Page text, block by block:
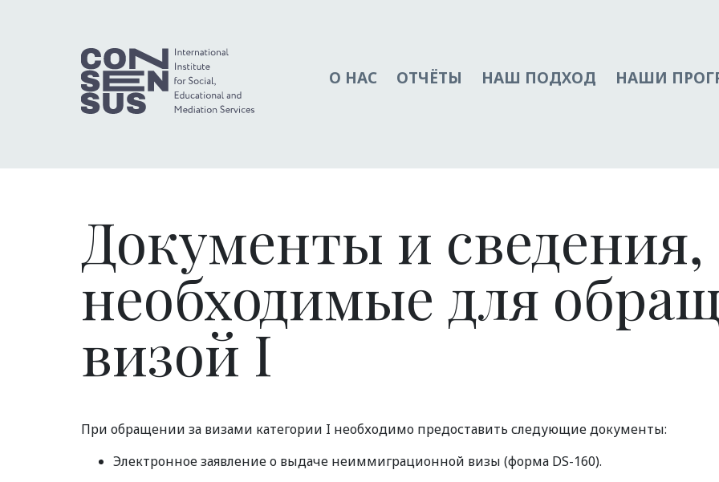
О НАС ОТЧЁТЫ НАШ ПОДХОД НАШИ
Документы и сведения,
необходимые для
визой I
При обращении за визами категории I необходимо предоставить следующие документы:
Электронное заявление о выдаче неиммиграционной визы (форма DS-160).